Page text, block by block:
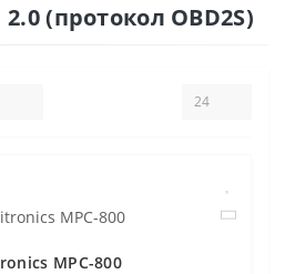
(протокол OBD2S)
MPC-800